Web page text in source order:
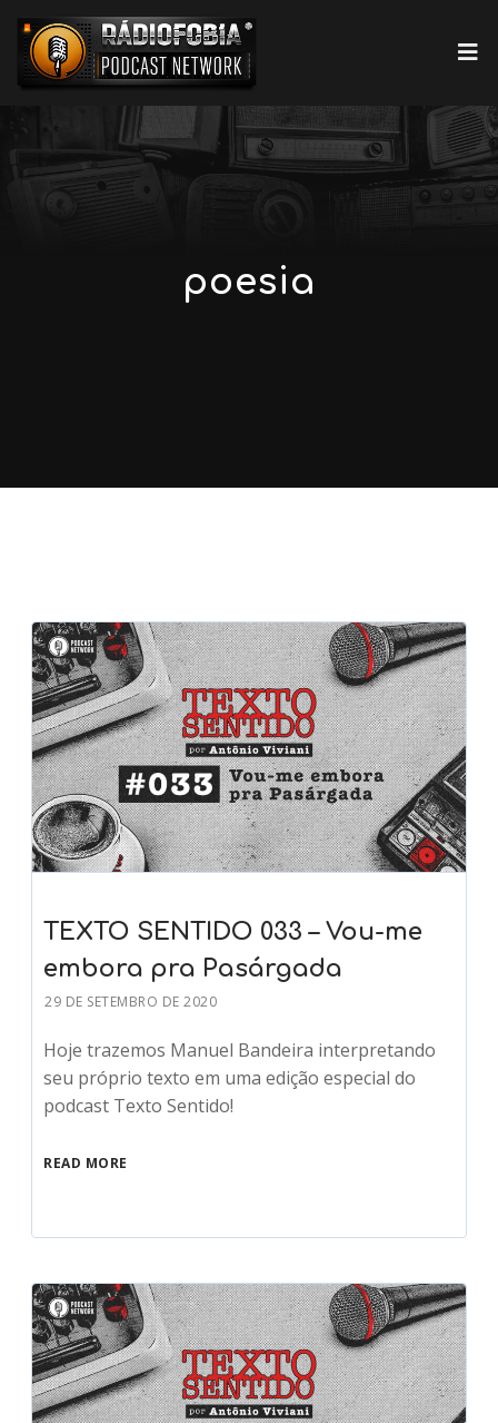
poesia
TEXTO SENTIDO 033 – Vou-me
embora pra Pasárgada
29 DE SETEMBRO DE 2020
Hoje trazemos Manuel Bandeira interpretando
seu próprio texto em uma edição especial do
podcast Texto Sentido!
READ MORE